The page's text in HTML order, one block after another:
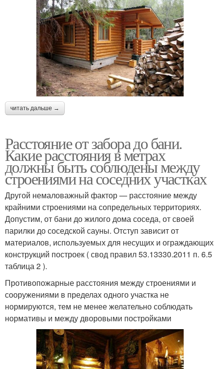
читать дальше →
Расстояние от забора до бани.
Какие расстояния в метрах
должны быть соблюдены между
строениями на соседних участках
Другой немаловажный фактор — расстояние между
крайними строениями на сопредельных территориях.
Допустим, от бани до жилого дома соседа, от своей
парилки до соседской сауны. Отступ зависит от
материалов, используемых для несущих и ограждающих
конструкций построек ( свод правил 53.13330.2011 п. 6.5
таблица 2 ).
Противопожарные расстояния между строениями и
сооружениями в пределах одного участка не
нормируются, тем не менее желательно соблюдать
нормативы и между дворовыми постройками